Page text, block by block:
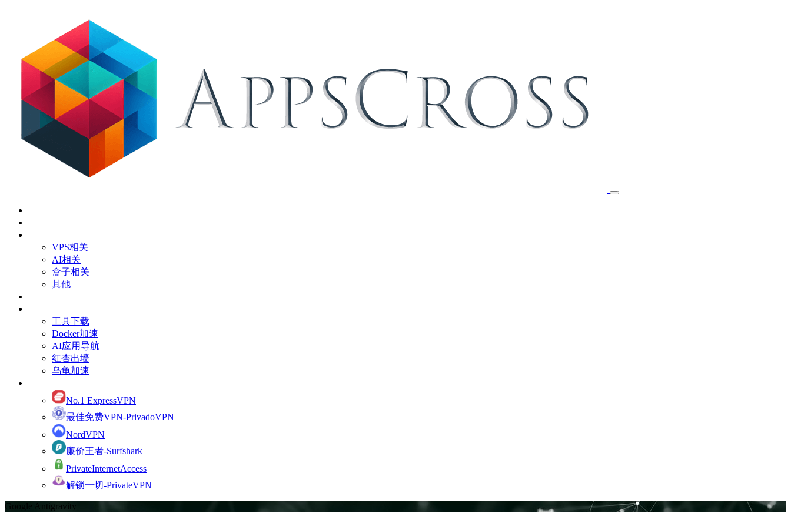
VPS相关
AI相关
盒子相关
其他
工具下载
Docker加速
AI应用导航
红杏出墙
乌龟加速
No.1 ExpressVPN
最佳免费VPN-PrivadoVPN
NordVPN
廉价王者-Surfshark
PrivateInternetAccess
解锁一切-PrivateVPN
Google Antigravity